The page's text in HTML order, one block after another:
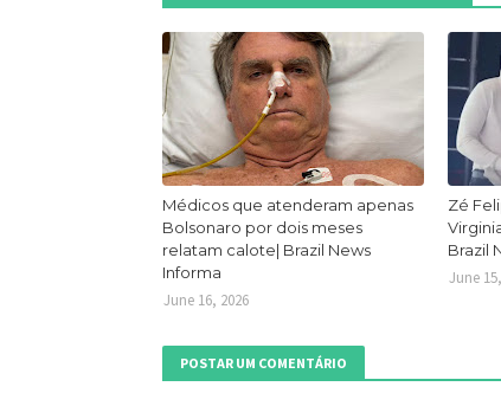
Médicos que atenderam apenas
Bolsonaro por dois meses
relatam calote| Brazil News
Informa
June 16, 2026
Zé
Brazil
June
POSTAR UM COMENTÁRIO